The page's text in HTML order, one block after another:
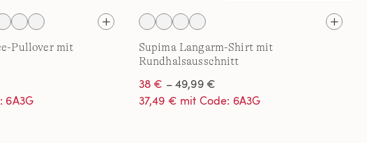
Pullover mit
6A3G
Supima Langarm-Shirt mit
Rundhalsausschnitt
38 € – 49,99 €
37,49 € mit Code: 6A3G